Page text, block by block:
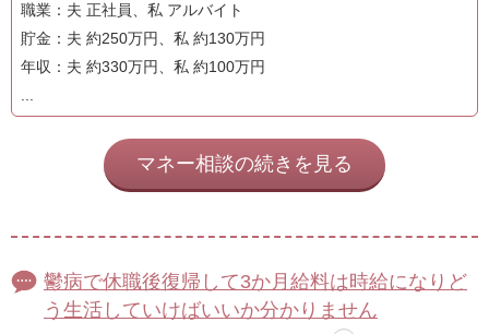
職業：夫 正社員、私 アルバイト
貯金：夫 約250万円、私 約130万円
年収：夫 約330万円、私 約100万円
マネー相談の続きを見る
鬱病で休職後復帰して3か月給料は時給になりど
う生活していけばいいか分かりません